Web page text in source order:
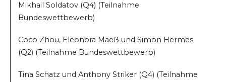
Mikhail Soldatov (Q4) (Teilnahme
Bundeswettbewerb)
Coco Zhou, Eleonora Maeß und Simon Hermes
(Q2) (Teilnahme Bundeswettbewerb)
Tina Schatz und Anthony Striker (Q4) (Teilnahme